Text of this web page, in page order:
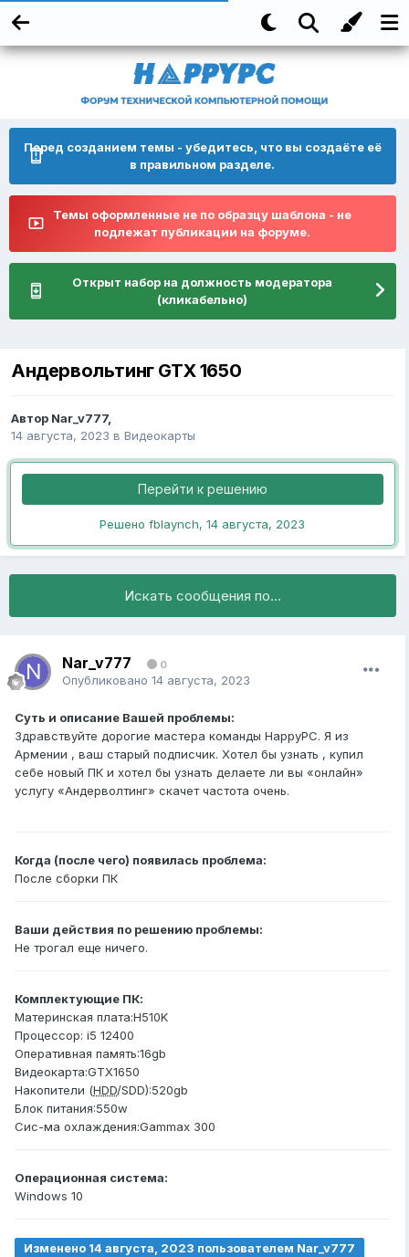
Перед созданием темы - убедитесь, что вы создаёте её
в правильном разделе.
Темы оформленные не по образцу шаблона - не
подлежат публикации на форуме.
Открыт набор на должность модератора
(кликабельно)
Андервольтинг GTX 1650
Автор Nar_v777,
14 августа, 2023 в Видеокарты
Перейти к решению
Решено fblaynch,14 августа, 2023
Искать сообщения по...
Nar_v777 0
Опубликовано 14 августа, 2023
Суть и описание Вашей проблемы:
Здравствуйте дорогие мастера команды HappyPC. Я из
Армении , ваш старый подписчик. Хотел бы узнать , купил
себе новый ПК и хотел бы узнать делаете ли вы «онлайн»
услугу «Андерволтинг» скачет частота очень.
Когда (после чего) появилась проблема:
После сборки ПК
Ваши действия по решению проблемы:
Не трогал еще ничего.
Комплектующие ПК:
Материнская плата:H510K
Процессор: i5 12400
Оперативная память:16gb
Видеокарта:GTX1650
Накопители (HDD/SDD):520gb
Блок питания:550w
Сис-ма охлаждения:Gammax 300
Операционная система:
Windows 10
Изменено 14 августа, 2023 пользователем Nar_v777